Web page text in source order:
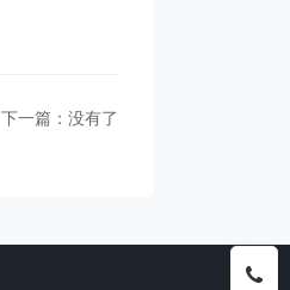
下一篇：没有了